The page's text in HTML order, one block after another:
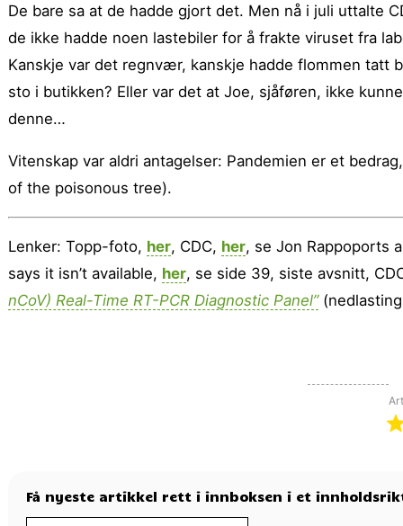
De bare sa at de hadde gjort det. Men nå i juli uttalte
de ikke hadde noen lastebiler for å frakte viruset fra
Kanskje var det regnvær, kanskje hadde flommen tatt
sto i butikken? Eller var det at Joe, sjåføren, ikke
denne…
Vitenskap var aldri antagelser: Pandemien er et
of the poisonous tree).
Lenker: Topp-foto, her, CDC, her, se Jon Rappoports
says it isn’t available, her, se side 39, siste avsnitt,
nCoV) Real-Time RT-PCR Diagnostic Panel”
Få nyeste artikkel rett i innboksen i et